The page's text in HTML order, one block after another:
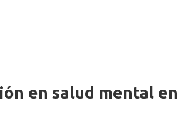
en salud mental en